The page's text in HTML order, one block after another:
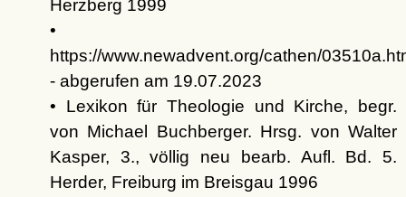
Herzberg 1999
•
https://www.newadvent.org/cathen/
- abgerufen am 19.07.2023
• Lexikon für Theologie und Kirche, begr.
von Michael Buchberger. Hrsg. von Walter
Kasper, 3., völlig neu bearb. Aufl. Bd. 5.
Herder, Freiburg im Breisgau 1996